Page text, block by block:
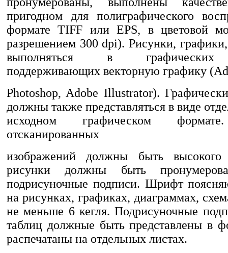
пригодном для полиграфического
формате TIFF или EPS, в цветовой
разрешением 300 dpi). Рисунки,
выполняться в графических
поддерживающих векторную графику
Photoshop, Adobе Illustrator).
должны также представляться в виде
исходном графическом
отсканированных
изображений должны быть высокого
рисунки должны быть
подрисуночные подписи. Шрифт
на рисунках, графиках, диаграммах,
не меньше 6 кегля. Подрисуночные
таблиц должные быть представлены в
распечатаны на отдельных листах.